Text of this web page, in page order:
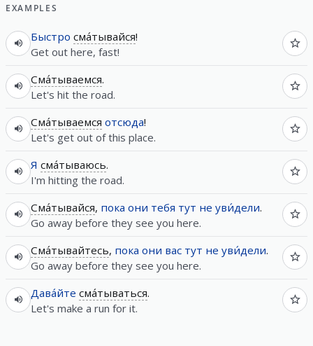
EXAMPLES
Быстро сма́тывайся!
Get out here, fast!
Сма́тываемся.
Let's hit the road.
Сма́тываемся отсюда!
Let's get out of this place.
Я сма́тываюсь.
I'm hitting the road.
Сма́тывайся, пока они тебя тут не уви́дели.
Go away before they see you here.
Сма́тывайтесь, пока они вас тут не уви́дели.
Go away before they see you here.
Дава́йте сма́тываться.
Let's make a run for it.